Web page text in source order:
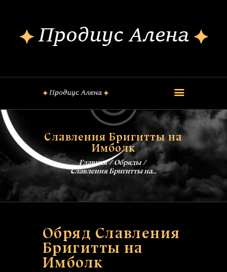
Славления Бригитты на
Имболк
Главная
Обряды
Славления Бригитты на...
ШКОЛА МАГИИ
FREE
ЗАГОВОРЫ
БЛОГ
КОНТАКТЫ
Обряд Cлавления
Бригитты на
Имболк